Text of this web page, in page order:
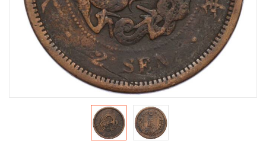
Юбилейные монеты Банка России (с 1999 года)
Памятные и инвестиционные монеты СССР и России
Иностранные монеты
Неофициальные выпуски монет (Unusual)
Античные и средневековые монеты